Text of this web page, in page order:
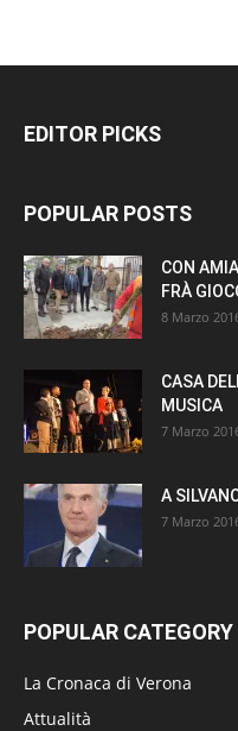
EDITOR PICKS
POPULAR POSTS
CON
FRÀ
8 Marzo
CASA
MUSICA
7 Marzo
A
7 Marzo
POPULAR CATEGORY
La Cronaca di Verona
Attualità